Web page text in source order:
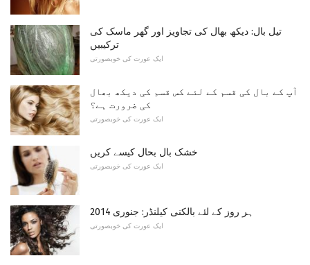
تیل بال: دیکھ بھال کی تجاویز اور گھر ماسک کی
ترکیبیں
ایک عورت کی خوبصورتی
آپ کے بال کی قسم کے لئے کس قسم کی دیکھ بھال
کی ضرورت ہے؟
ایک عورت کی خوبصورتی
خشک بال بحال کیسے کریں
ایک عورت کی خوبصورتی
ہر روز کے لئے بالکنی کیلنڈر: جنوری 2014
ایک عورت کی خوبصورتی